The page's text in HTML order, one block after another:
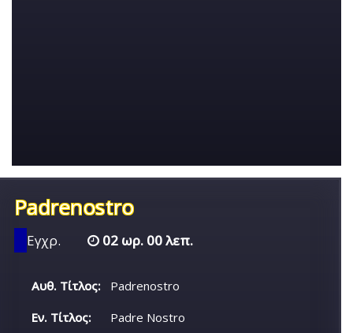
Padrenostro
Εγχρ. 02 ωρ. 00 λεπ.
Αυθ. Τίτλος:
Padrenostro
Εν. Τίτλος:
Padre Nostro